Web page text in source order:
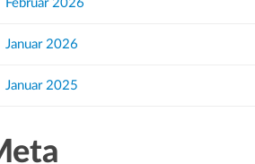
Februar 2026
Januar 2026
Januar 2025